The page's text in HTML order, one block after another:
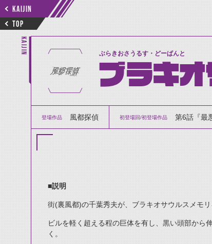
KAIJIN
TOP
KAIJIN ぶらきおさうるす・どーぱんと
ブラキオ
登場作品 風都探偵 初登場回/初登場作品 第6話『最
■説明
街(裏風都)の千葉秀夫が、ブラキオサウルスメモリ
ビルを軽く超える程の巨体を有し、黒い頭部から
く。